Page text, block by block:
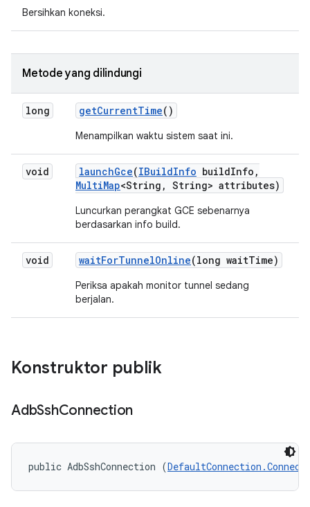
Bersihkan koneksi.
Metode yang dilindungi
long getCurrentTime()
Menampilkan waktu sistem saat ini.
void launchGce(IBuildInfo buildInfo ,
MultiMap<String , String> attributes)
Luncurkan perangkat GCE sebenarnya
berdasarkan info build.
void waitForTunnelOnline(long waitTime)
Periksa apakah monitor tunnel sedang
berjalan.
Konstruktor publik
AdbSshConnection
public AdbSshConnection (